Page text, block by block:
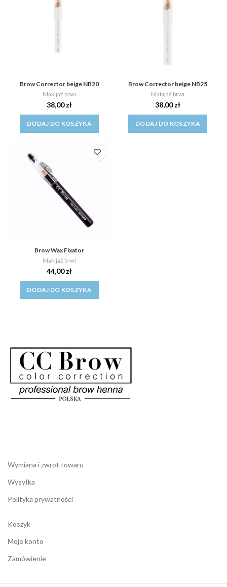
Brow Corrector beige NB20
Makijaż brwi
38,00zł
DODAJ DO KOSZYKA
Brow Corrector beige NB25
Makijaż brwi
38,00zł
DODAJ DO KOSZYKA
Brow Wax Fixator
Makijaż brwi
44,00zł
DODAJ DO KOSZYKA
Wymiana i zwrot towaru
Wysyłka
Polityka prywatności
Koszyk
Moje konto
Zamówienie